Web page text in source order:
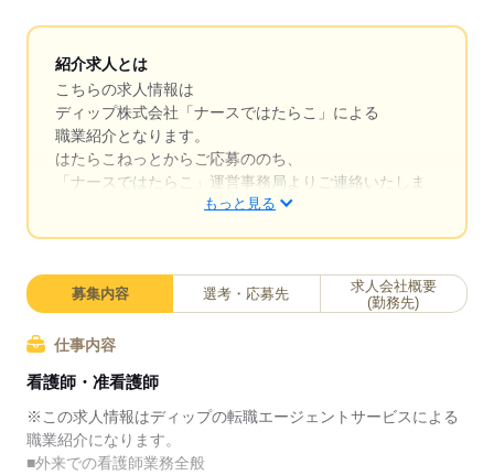
紹介求人とは
こちらの求人情報は
ディップ株式会社「ナースではたらこ」による
職業紹介となります。
はたらこねっとからご応募ののち、
「ナースではたらこ」運営事務局よりご連絡いたしま
求職中の看護師さんの転職を専任の
キャリアアドバイザーが入職まで無料でサポートいた
日本最大級の求人情報の中からぴったりな求人をご紹
介。
履歴書作成のアドバイスや面接日の調整だけでなく、
お給料、お休み、入職時期の交渉もサポートします。
もっと見る
募集内容 選考・応募先
求人会社概要
(勤務先)
仕事内容
看護師・准看護師
※この求人情報はディップの転職エージェントサービスによる
職業紹介になります。
■外来での看護師業務全般